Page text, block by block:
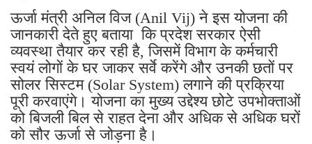
ऊर्जा मंत्री अनिल विज (Anil Vij) ने इस योजना की
जानकारी देते हुए बताया कि प्रदेश सरकार ऐसी
व्यवस्था तैयार कर रही है, जिसमें विभाग के कर्मचारी
स्वयं लोगों के घर जाकर सर्वे करेंगे और उनकी छतों पर
सोलर सिस्टम (Solar System) लगाने की प्रक्रिया
पूरी करवाएंगे। योजना का मुख्य उद्देश्य छोटे उपभोक्ताओं
को बिजली बिल से राहत देना और अधिक से अधिक घरों
को सौर ऊर्जा से जोड़ना है।